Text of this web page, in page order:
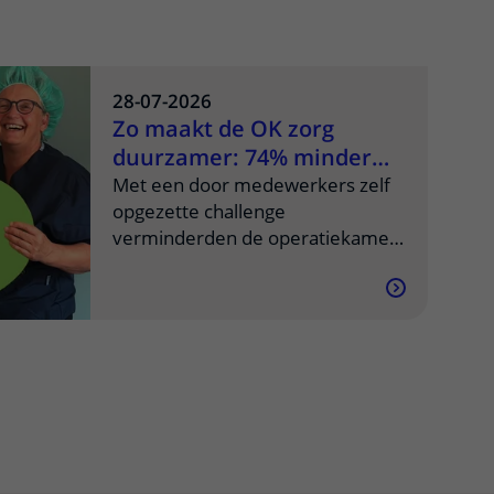
28-07-2026
Zo maakt de OK zorg
duurzamer: 74% minder
celstofmatten
Met een door medewerkers zelf
opgezette challenge
verminderden de operatiekamers
van wegwerp-celstofmatten met